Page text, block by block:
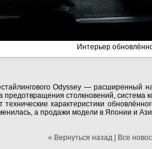
Интерьер
Odyssey — расширенный
предотвращения столкновений, система
технические характеристики
а продажи модели в Японии и
« Вернуться назад | Все